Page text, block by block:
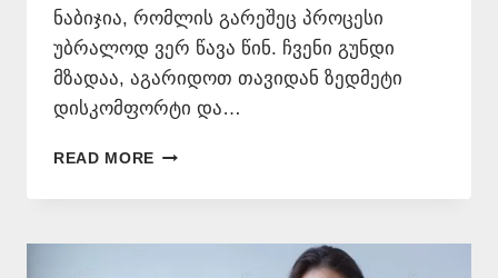
ნაბიჯია, რომლის გარეშეც პროცესი
უბრალოდ ვერ წავა წინ. ჩვენი გუნდი
მზადაა, აგარიდოთ თავიდან ზედმეტი
დისკომფორტი და…
READ MORE ᲡᲝᲛᲮᲣᲠᲘ
ᲜᲝᲢᲐᲠᲘᲣᲚᲘ
📞